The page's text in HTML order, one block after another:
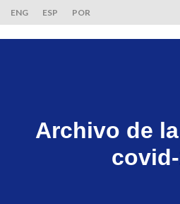
ENG ESP POR
Archivo de